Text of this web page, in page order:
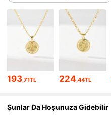
24K Takipçiler
24K Takipçiler
193,71TL 224,44TL
Şunlar Da Hoşunuza Gidebilir